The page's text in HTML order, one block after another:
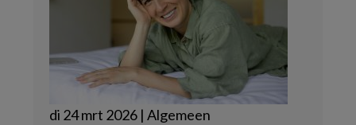
di 24 mrt 2026 | Algemeen